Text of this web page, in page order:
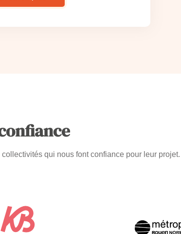
qui nous font confiance pour leur projet.